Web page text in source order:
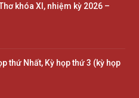
khóa XI, nhiệm kỳ 2026 –
thứ Nhất, Kỳ họp thứ 3 (kỳ họp